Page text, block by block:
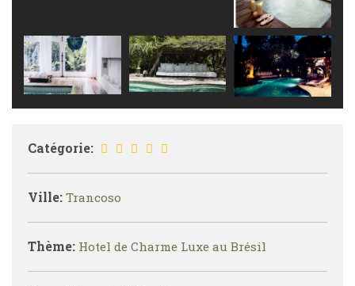
Catégorie:
Ville: Trancoso
Thème: Hotel de Charme Luxe au Brésil